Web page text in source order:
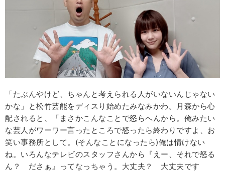
「たぶんやけど、ちゃんと考えられる人がいないんじゃない
かな」と松竹芸能をディスり始めたみなみかわ。月森から心
配されると、「まさかこんなことで怒らへんから。俺みたい
な芸人がワーワー言ったところで怒ったら終わりですよ、お
笑い事務所として。(そんなことになったら)俺は情けない
ね。いろんなテレビのスタッフさんから『えー、それで怒る
ん？ ださぁ』ってなっちゃう。大丈夫？ 大丈夫です